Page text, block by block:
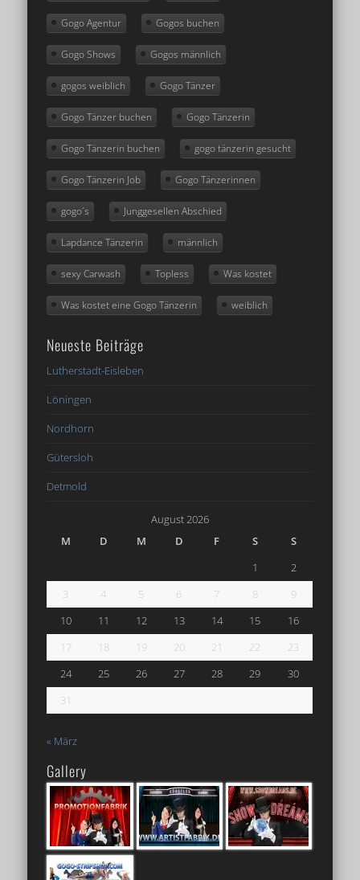
Gogo Agentur Gogos buchen
Gogo Shows Gogos männlich
gogos weiblich Gogo Tänzer
Gogo Tänzer buchen Gogo Tänzerin
Gogo Tänzerin buchen gogo tänzerin gesucht
Gogo Tänzerin Job Gogo Tänzerinnen
gogo´s Junggesellen Abschied
Lapdance Tänzerin männlich
sexy Carwash Topless Was kostet
Was kostet eine Gogo Tänzerin weiblich
Neueste Beiträge
Lutherstadt-Eisleben
Löningen
Nordhorn
Gütersloh
Detmold
August 2026
M
D M D F S
S
1
2
3
4 5 6 7 8
9
10
11 12 13 14 15
16
17
18 19 20 21 22
23
24
25 26 27 28 29
30
31
« März
Gallery